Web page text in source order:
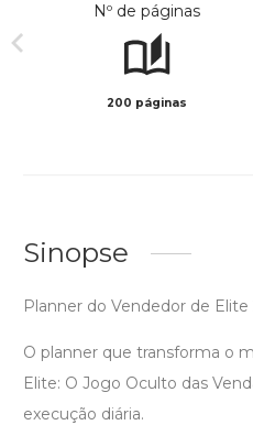
Nº de páginas
200 páginas
Sinopse
Planner do Vendedor de
O planner que transforma o
Elite: O Jogo Oculto das
execução diária.